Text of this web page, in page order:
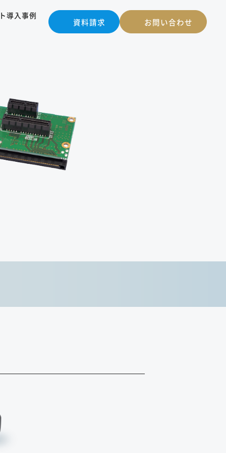
導入事例
資料請求 お問い合わせ